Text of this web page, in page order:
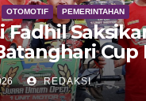
OTOMOTIF PEMERINTAHAN
Fadhil
Cup
REDAKSI